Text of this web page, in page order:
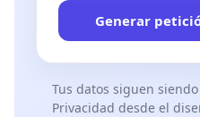
Generar
Tus datos siguen
Privacidad desde el